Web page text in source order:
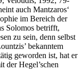
auch Mantzaros‘
im Bereich der
Solomos betrifft,
zu sein, denn selbst
bekanntem
geworden ist, hat er
der Hegel’schen